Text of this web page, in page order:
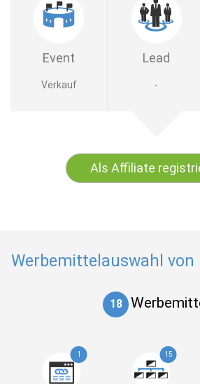
Event Lead
Verkauf -
Als Affiliate
Werbemittelauswahl
18
1 15